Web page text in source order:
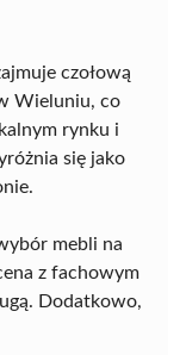
czołową
Wieluniu, co
rynku i
się jako
mebli na
z fachowym
Dodatkowo,